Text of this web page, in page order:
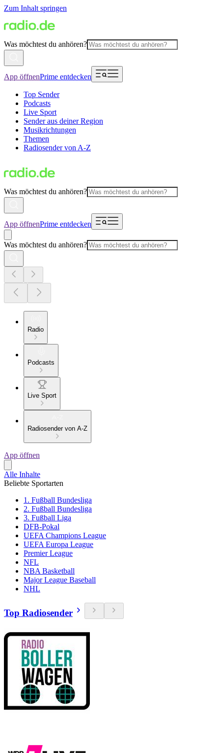
Zum Inhalt springen
Was möchtest du anhören?
App öffnenPrime entdecken
Top Sender
Podcasts
Live Sport
Sender aus deiner Region
Musikrichtungen
Themen
Radiosender von A-Z
Was möchtest du anhören?
App öffnenPrime entdecken
Was möchtest du anhören?
Radio
Podcasts
Live Sport
Radiosender von A-Z
App öffnen
Alle Inhalte
Beliebte Sportarten
1. Fußball Bundesliga
2. Fußball Bundesliga
3. Fußball Liga
DFB-Pokal
UEFA Champions League
UEFA Europa League
Premier League
NFL
NBA Basketball
Major League Baseball
NHL
Top Radiosender